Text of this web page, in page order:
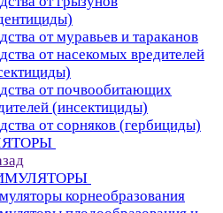
от муравьев и тараканов
от насекомых вредителей
от почвообитающих
(инсектициды)
от сорняков (гербициды)
корнеобразования